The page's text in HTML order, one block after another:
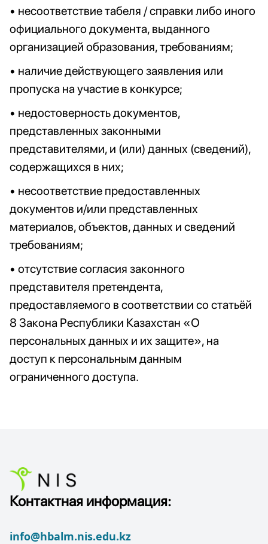
• несоответствие табеля / справки либо иного
официального документа, выданного
организацией образования, требованиям;
• наличие действующего заявления или
пропуска на участие в конкурсе;
• недостоверность документов,
представленных законными
представителями, и (или) данных (сведений),
содержащихся в них;
• несоответствие предоставленных
документов и/или представленных
материалов, объектов, данных и сведений
требованиям;
• отсутствие согласия законного
представителя претендента,
предоставляемого в соответствии со статьёй
8 Закона Республики Казахстан «О
персональных данных и их защите», на
доступ к персональным данным
ограниченного доступа.
Контактная информация:
info@hbalm.nis.edu.kz